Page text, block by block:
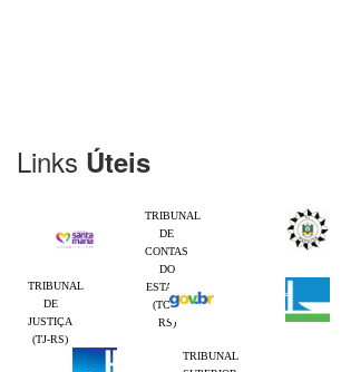
Links Úteis
TRIBUNAL
DE
CONTAS
DO
ESTADO
(TCE-
RS)
TRIBUNAL
DE
JUSTIÇA
(TJ-RS)
TRIBUNAL